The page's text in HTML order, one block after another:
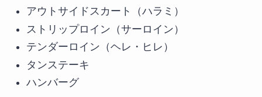
アウトサイドスカート（ハラミ）
ストリップロイン（サーロイン）
テンダーロイン（ヘレ・ヒレ）
タンステーキ
ハンバーグ